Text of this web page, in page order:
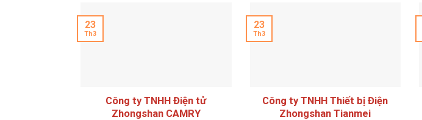
Công ty TNHH Điện tử
Zhongshan CAMRY
23
Th3
Công ty TNHH Thiết bị Điện
Zhongshan Tianmei
23
Th3